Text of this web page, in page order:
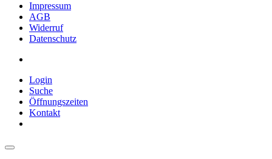
Impressum
AGB
Widerruf
Datenschutz
Login
Suche
Öffnungszeiten
Kontakt